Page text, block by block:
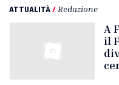
ATTUALITÀ/ Redazione
A
il